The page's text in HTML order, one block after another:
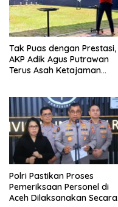
Tak Puas dengan Prestasi,
AKP Adik Agus Putrawan
Terus Asah Ketajaman
Polri Pastikan Proses
Pemeriksaan Personel di
Aceh Dilaksanakan Secara